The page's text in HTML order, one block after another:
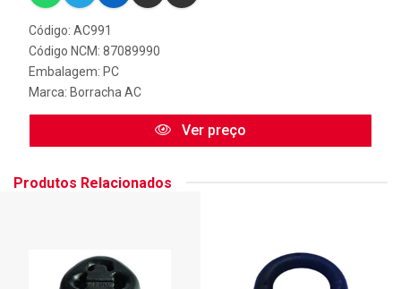
Código: AC991
Código NCM: 87089990
Embalagem: PC
Marca: Borracha AC
Ver preço
Produtos Relacionados